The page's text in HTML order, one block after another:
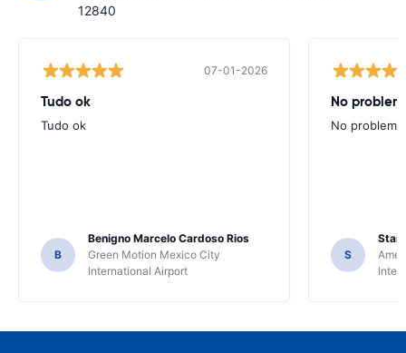
12840
07-01-2026
Tudo ok
Tudo ok
B
Benigno Marcelo Cardoso Rios
Green Motion Mexico City
International Airport
No
No
S